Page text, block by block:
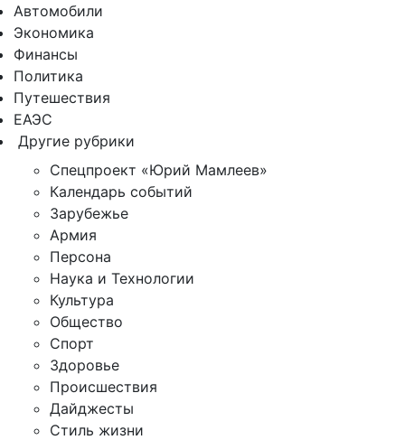
Автомобили
Экономика
Финансы
Политика
Путешествия
ЕАЭС
Другие рубрики
Спецпроект «Юрий Мамлеев»
Календарь событий
Зарубежье
Армия
Персона
Наука и Технологии
Культура
Общество
Спорт
Здоровье
Происшествия
Дайджесты
Стиль жизни